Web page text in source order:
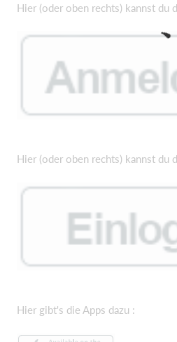
Hier (oder oben rechts) kannst du
Hier (oder oben rechts) kannst du
Hier gibt's die Apps dazu :